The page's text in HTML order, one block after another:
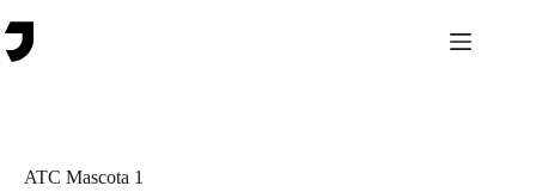
al
contenido
ATC Mascota 1